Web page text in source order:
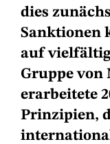
dies
Sanktionen
auf
Gruppe von
erarbeitete
Prinzipien,